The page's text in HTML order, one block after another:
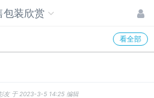
包装欣赏
看全部
友 于 2023-3-5 14:25 编辑